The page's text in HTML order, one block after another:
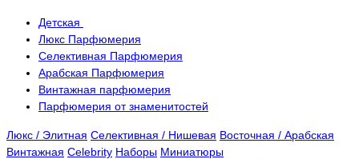
Детская
Люкс Парфюмерия
Селективная Парфюмерия
Арабская Парфюмерия
Винтажная парфюмерия
Парфюмерия от знаменитостей
Люкс / Элитная Селективная / Нишевая Восточная / Арабская
Винтажная Celebrity Наборы Миниатюры